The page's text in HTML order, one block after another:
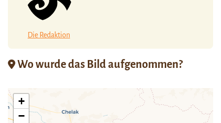
Die Redaktion
Wo wurde das Bild aufgenommen?
+
−